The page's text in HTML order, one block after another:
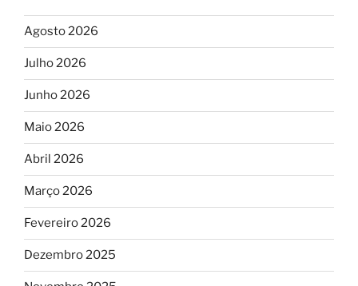
Agosto 2026
Julho 2026
Junho 2026
Maio 2026
Abril 2026
Março 2026
Fevereiro 2026
Dezembro 2025